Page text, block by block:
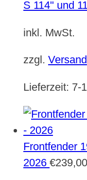
S 114" und
inkl. MwSt.
zzgl. Versand
Lieferzeit: 7-
Frontfender
2026 €239,00